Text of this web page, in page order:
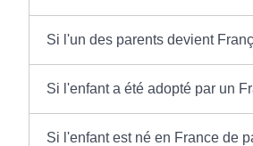
Si l'un des parents devient
Si l'enfant a été adopté par un
Si l'enfant est né en France de